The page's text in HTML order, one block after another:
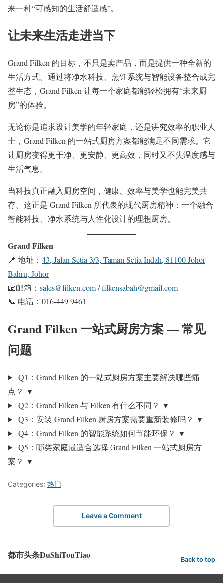
来一种“可感知的生活舒适感”。
让未来生活走进当下
Grand Filken 的目标，不只是卖产品，而是提供一种全新的
生活方式。通过将净水科技、烹饪系统与智能设备整合成完
整生态，Grand Filken 让每一个家庭都能轻松拥有“未来厨
房”的体验。
无论你是追求设计美学的年轻家庭，还是讲究效率的职业人
士，Grand Filken 的一站式厨房方案都能满足不同需求。它
让厨房变得更干净、更安静、更高效，同时又不失温度感与
生活气息。
当科技真正融入厨房空间，健康、效率与美学也能完美共
存。这正是 Grand Filken 所代表的现代厨房精神：一个融合
智能科技、净水系统与人性化设计的理想厨房。
Grand Filken
📍 地址： 43, Jalan Setia 3/3, Taman Setia Indah, 81100 Johor
Bahru, Johor
📧邮箱： sales@filken.com/filkensabah@gmail.com
📞 电话：016-449 9461
Grand Filken 一站式厨房方案 — 常见
问题
Q1：Grand Filken 的一站式厨房方案主要解决哪些痛
点？ ▼
Q2：Grand Filken 与 Filken 有什么不同？ ▼
Q3：安装 Grand Filken 厨房方案需要重新装修吗？ ▼
Q4：Grand Filken 的智能系统如何节能环保？ ▼
Q5：哪类家庭最适合选择 Grand Filken 一站式厨房方
案？ ▼
Categories: 热门
Leave a Comment
都市头条DuShiTouTiao Back to top